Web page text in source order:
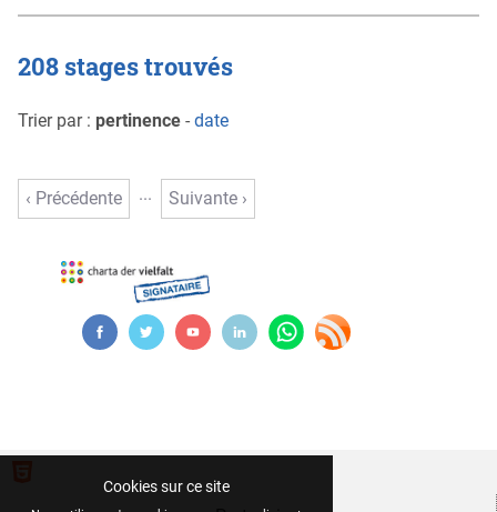
208 stages trouvés
Trier par : pertinence - date
‹ Précédente ... Suivante ›
Cookies sur ce site